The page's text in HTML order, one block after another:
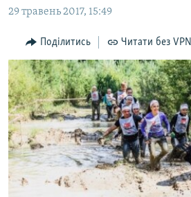
до
навігації
Перейти
до
пошуку
ПОЛІТИКА
БЛОГИ
ПОГЛЯД
ІНТЕРВ'Ю
ВСЕ ЗА ДЕНЬ
СПЕЦПРОЕКТИ
ДЕПОРТАЦІЯ
ВІДЕОУРОКИ «ELIFBE»
ЯК ОБІЙТИ БЛОКУВАННЯ
29 травень 2017, 15:49
Поділитись Читати без VPN